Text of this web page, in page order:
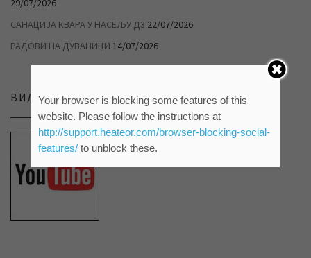
29/07/2026
САНАЦИЈА КВАРА У НАСЕЉУ Д3 22/07/2026
РАДОВИ НА ДУВАНИЦИ 14/07/2026
ВИДЕО ПРИЛОЗИ НА НАШЕМ ЈУТЈУБ КАНАЛУ
Your browser is blocking some features of this
website. Please follow the instructions at
http://support.heateor.com/browser-blocking-social-
features/to unblock these.